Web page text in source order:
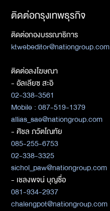
ติดต่อกรุงเทพธุรกิจ
ติดต่อกองบรรณาธิการ
ktwebeditor@nationgroup.com
ติดต่อลงโฆษณา
- อัลเลียซ สะอิ
02-338-3561
Mobile : 087-519-1379
allias_sae@nationgroup.com
- ศิชล ภวัตโณทัย
085-255-6753
02-338-3325
sichol_paw@nationgroup.com
- เชลงพจน์ บุญซื่อ
081-934-2937
chalengpot@nationgroup.com